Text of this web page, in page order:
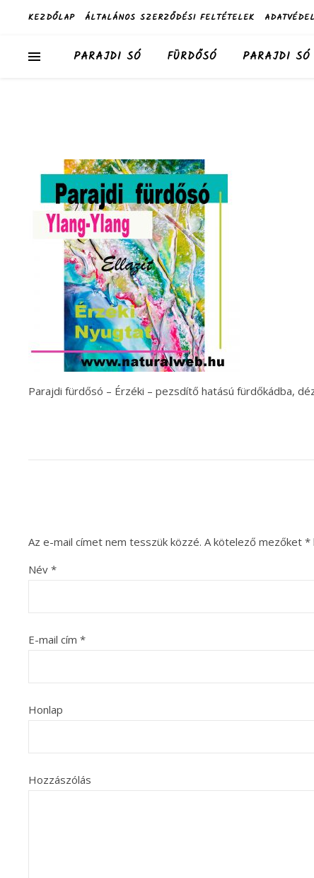
KEZDŐLAP ÁLTALÁNOS SZERZŐDÉSI FELTÉTELEK
PARAJDI SÓ FÜRDŐSÓ PARAJDI SÓ
Parajdi fürdősó – Érzéki – pezsdítő hatású fürdőkádba,
Az e-mail címet nem tesszük közzé. A kötelező mezőket *
Név *
E-mail cím *
Honlap
Hozzászólás